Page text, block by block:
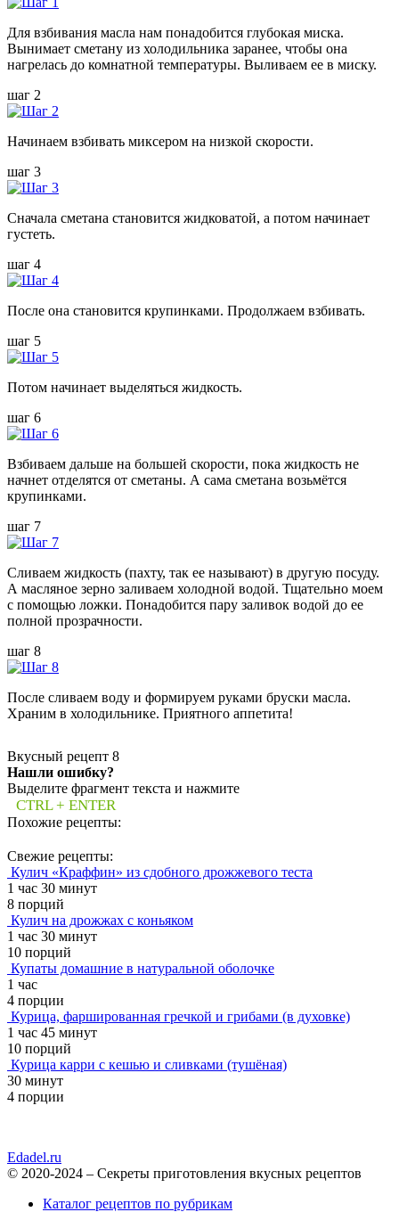
Для взбивания масла нам понадобится глубокая миска.
Вынимает сметану из холодильника заранее, чтобы она
нагрелась до комнатной температуры. Выливаем ее в миску.
шаг 2
Начинаем взбивать миксером на низкой скорости.
шаг 3
Сначала сметана становится жидковатой, а потом начинает
густеть.
шаг 4
После она становится крупинками. Продолжаем взбивать.
шаг 5
Потом начинает выделяться жидкость.
шаг 6
Взбиваем дальше на большей скорости, пока жидкость не
начнет отделятся от сметаны. А сама сметана возьмётся
крупинками.
шаг 7
Сливаем жидкость (пахту, так ее называют) в другую посуду.
А масляное зерно заливаем холодной водой. Тщательно моем
с помощью ложки. Понадобится пару заливок водой до ее
полной прозрачности.
шаг 8
После сливаем воду и формируем руками бруски масла.
Храним в холодильнике. Приятного аппетита!
Вкусный рецепт 8
Нашли ошибку?
Выделите фрагмент текста и нажмите
CTRL + ENTER
Похожие рецепты:
Свежие рецепты:
Кулич «Краффин» из сдобного дрожжевого теста
1 час 30 минут
8 порций
Кулич на дрожжах с коньяком
1 час 30 минут
10 порций
Купаты домашние в натуральной оболочке
1 час
4 порции
Курица, фаршированная гречкой и грибами (в духовке)
1 час 45 минут
10 порций
Курица карри с кешью и сливками (тушёная)
30 минут
4 порции
Edadel.ru
© 2020-2024 – Секреты приготовления вкусных рецептов
Каталог рецептов по рубрикам